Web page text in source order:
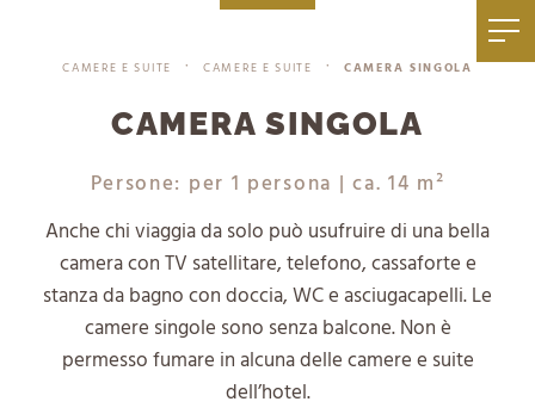
CAMERE E SUITE • CAMERE E SUITE • CAMERA SINGOLA
CAMERA SINGOLA
Persone: per 1 persona | ca. 14 m²
Anche chi viaggia da solo può usufruire di una bella
camera con TV satellitare, telefono, cassaforte e
stanza da bagno con doccia, WC e asciugacapelli. Le
camere singole sono senza balcone. Non è
permesso fumare in alcuna delle camere e suite
dell’hotel.